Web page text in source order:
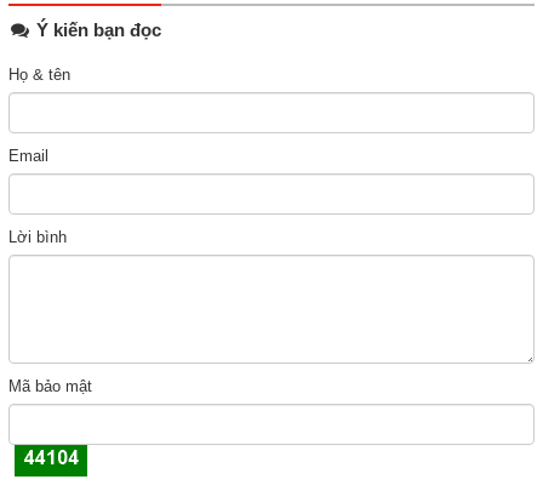
Ý kiến bạn đọc
Họ & tên
Email
Lời bình
Mã bảo mật